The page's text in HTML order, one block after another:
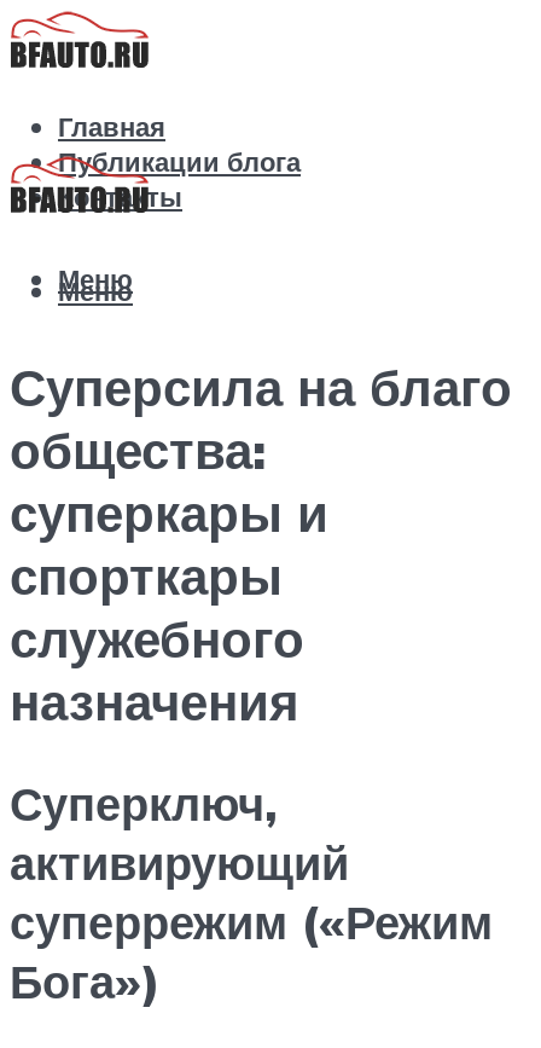
Главная
Публикации блога
Контакты
Меню
Меню
Суперсила на благо
общества:
суперкары и
спорткары
служебного
назначения
Суперключ,
активирующий
суперрежим («Режим
Бога»)